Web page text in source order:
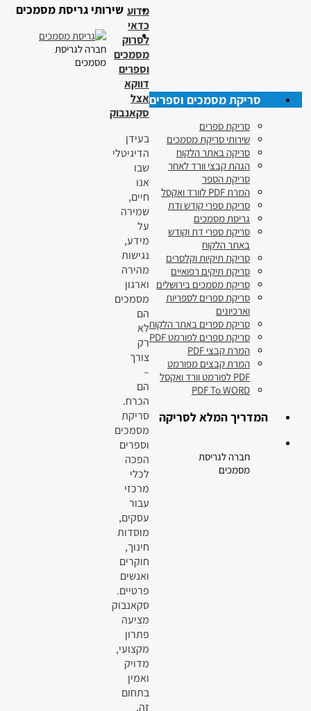
מדוע
כדאי
לסרוק
מסמכים
וספרים
דווקא
אצל
סקאנבוק
בעידן
הדיגיטלי
שבו
אנו
חיים,
שמירה
על
מידע,
נגישות
מהירה
וארגון
מסמכים
הם
לא
רק
צורך
–
הם
הכרח.
סריקת
מסמכים
וספרים
הפכה
לכלי
מרכזי
עבור
עסקים,
מוסדות
חינוך,
חוקרים
ואנשים
פרטיים.
סקאנבוק
מציעה
פתרון
מקצועי,
מדויק
ואמין
בתחום
זה,
שירותי גריסת מסמכים
חברה לגריסת
מסמכים
סריקת מסמכים וספרים
סריקת ספרים
שירותי סריקת מסמכים
סריקה באתר הלקוח
הגהת קבצי וורד לאחר
סריקת הספר
המרת PDF לוורד ואקסל
סריקת ספרי קודש ודת
גריסת מסמכים
סריקת ספרי דת וקודש
באתר הלקוח
סריקת תיקיות וקלסרים
סריקת תיקים רפואיים
סריקת מסמכים בירושלים
סריקת ספרים לספריות
וארכיונים
סריקת ספרים באתר הלקוח
סריקת ספרים לפורמט PDF
המרת קבצי PDF
המרת קבצים מפורמט
PDF לפורמט וורד ואקסל
PDF To WORD
המדריך המלא לסריקה
חברה לגריסת
מסמכים